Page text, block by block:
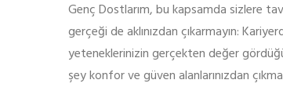
Genç Dostlarım, bu kapsamda sizlere
gerçeği de aklınızdan çıkarmayın:
yeteneklerinizin gerçekten değer
şey konfor ve güven alanlarınızdan